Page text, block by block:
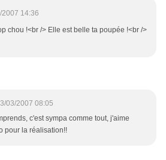
2007 14:36
chou !<br /> Elle est belle ta poupée !<br />
03/2007 08:05
c'est sympa comme tout, j'aime
pour la réalisation!!